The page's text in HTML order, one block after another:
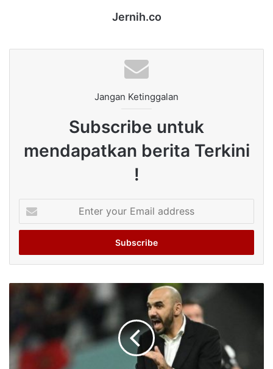
Jernih.co
Jangan Ketinggalan
Subscribe untuk
mendapatkan berita Terkini
!
your
Email